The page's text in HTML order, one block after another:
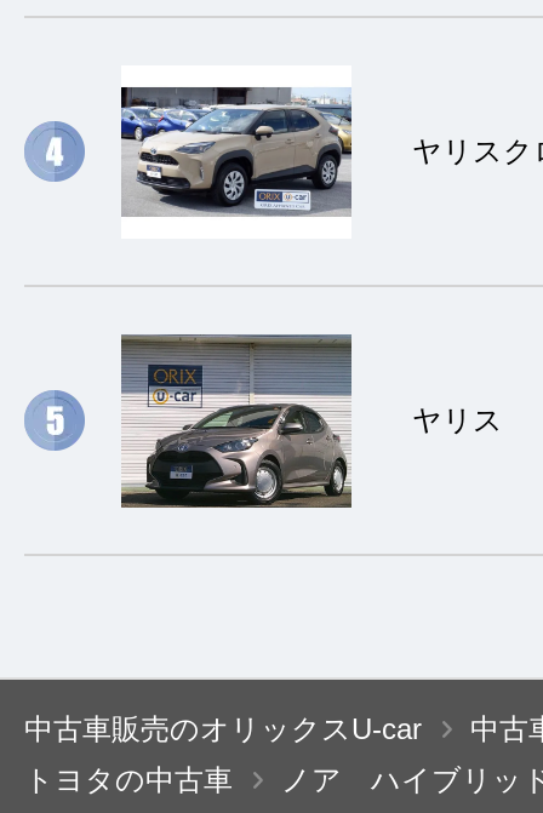
ヤリス
ヤリス
中古車販売のオリックスU-car
中古
トヨタの中古車
ノア ハイブリッ